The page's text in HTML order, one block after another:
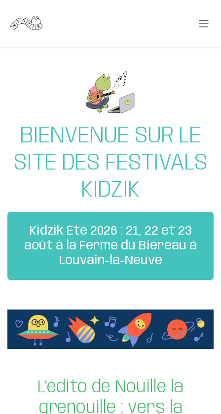
BIENVENUE SUR LE
SITE DES FESTIVALS
KIDZIK
Kidzik Éte 2026 : 21, 22 et 23
août à la Ferme du Biéreau à
Louvain-la-Neuve
L'édito de Nouille la
grenouille : vers la